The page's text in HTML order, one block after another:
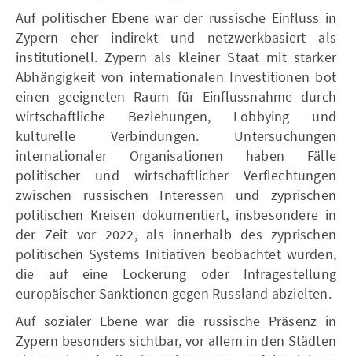
Auf politischer Ebene war der russische Einfluss in
Zypern eher indirekt und netzwerkbasiert als
institutionell. Zypern als kleiner Staat mit starker
Abhängigkeit von internationalen Investitionen bot
einen geeigneten Raum für Einflussnahme durch
wirtschaftliche Beziehungen, Lobbying und
kulturelle Verbindungen. Untersuchungen
internationaler Organisationen haben Fälle
politischer und wirtschaftlicher Verflechtungen
zwischen russischen Interessen und zyprischen
politischen Kreisen dokumentiert, insbesondere in
der Zeit vor 2022, als innerhalb des zyprischen
politischen Systems Initiativen beobachtet wurden,
die auf eine Lockerung oder Infragestellung
europäischer Sanktionen gegen Russland abzielten.
Auf sozialer Ebene war die russische Präsenz in
Zypern besonders sichtbar, vor allem in den Städten